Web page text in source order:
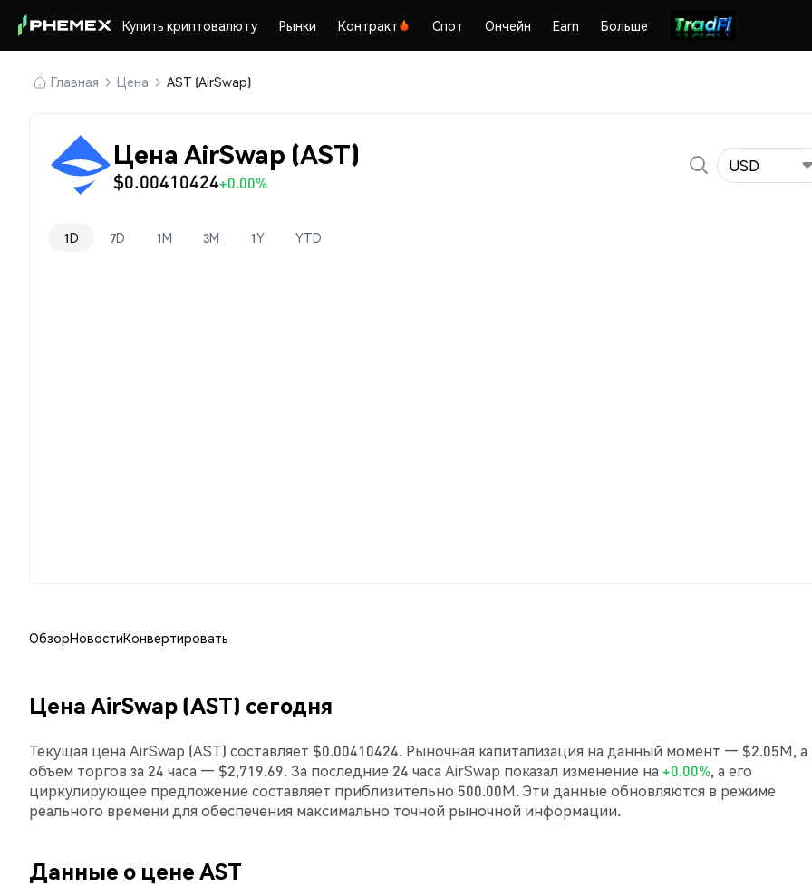
Купить криптовалюту Рынки Контракт Спот Ончейн Earn Больше
Главная Цена AST (AirSwap)
Цена AirSwap (AST)
$0.00410424+0.00%
USD
1D 7D 1M 3M 1Y YTD
ОбзорНовостиКонвертировать
Цена AirSwap (AST) сегодня
Текущая цена AirSwap (AST) составляет $0.00410424. Рыночная капитализация на данный момент — $2.05M, а
объем торгов за 24 часа — $2,719.69. За последние 24 часа AirSwap показал изменение на +0.00%, а его
циркулирующее предложение составляет приблизительно 500.00M. Эти данные обновляются в режиме
реального времени для обеспечения максимально точной рыночной информации.
Данные о цене AST